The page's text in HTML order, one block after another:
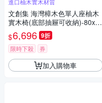
進口柚木實木材質
文創集 海灣樟木色單人座柚木
實木椅(底部抽屜可收納)-80x75
x97cm免組
$6,696 9折
限時下殺 券
加入購物車